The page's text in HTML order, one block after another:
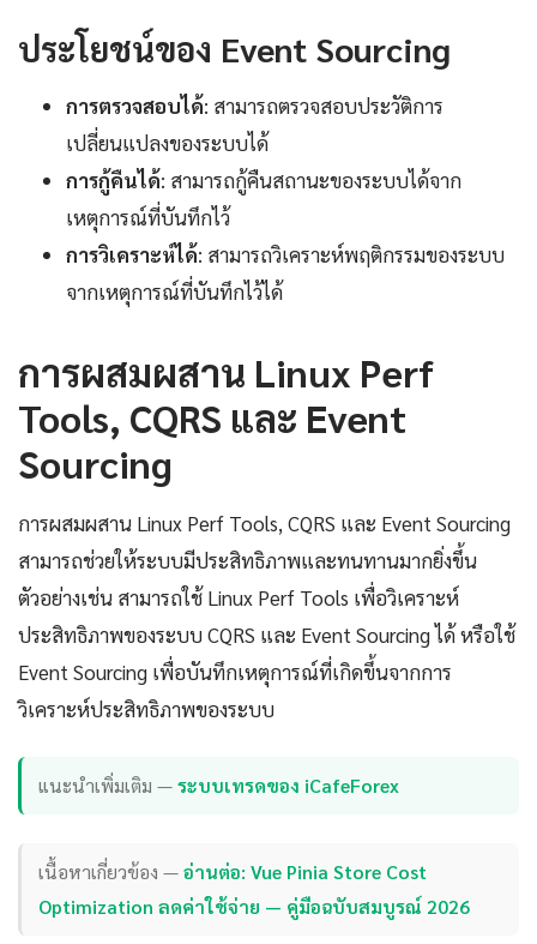
ประโยชน์ของ Event Sourcing
การตรวจสอบได้: สามารถตรวจสอบประวัติการ
เปลี่ยนแปลงของระบบได้
การกู้คืนได้: สามารถกู้คืนสถานะของระบบได้จาก
เหตุการณ์ที่บันทึกไว้
การวิเคราะห์ได้: สามารถวิเคราะห์พฤติกรรมของระบบ
จากเหตุการณ์ที่บันทึกไว้ได้
การผสมผสาน Linux Perf
Tools, CQRS และ Event
Sourcing
การผสมผสาน Linux Perf Tools, CQRS และ Event Sourcing
สามารถช่วยให้ระบบมีประสิทธิภาพและทนทานมากยิ่งขึ้น
ตัวอย่างเช่น สามารถใช้ Linux Perf Tools เพื่อวิเคราะห์
ประสิทธิภาพของระบบ CQRS และ Event Sourcing ได้ หรือใช้
Event Sourcing เพื่อบันทึกเหตุการณ์ที่เกิดขึ้นจากการ
วิเคราะห์ประสิทธิภาพของระบบ
แนะนำเพิ่มเติม —ระบบเทรดของ iCafeForex
เนื้อหาเกี่ยวข้อง —อ่านต่อ: Vue Pinia Store Cost
Optimization ลดค่าใช้จ่าย — คู่มือฉบับสมบูรณ์ 2026